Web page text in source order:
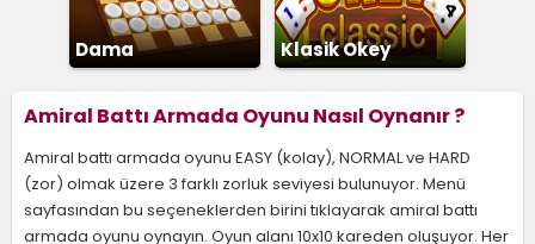
Dama Klasik Okey
Amiral Battı Armada Oyunu Nasıl Oynanır ?
Amiral battı armada oyunu EASY (kolay), NORMAL ve HARD
(zor) olmak üzere 3 farklı zorluk seviyesi bulunuyor. Menü
sayfasından bu seçeneklerden birini tıklayarak amiral battı
armada oyunu oynayın. Oyun alanı 10x10 kareden oluşuyor. Her